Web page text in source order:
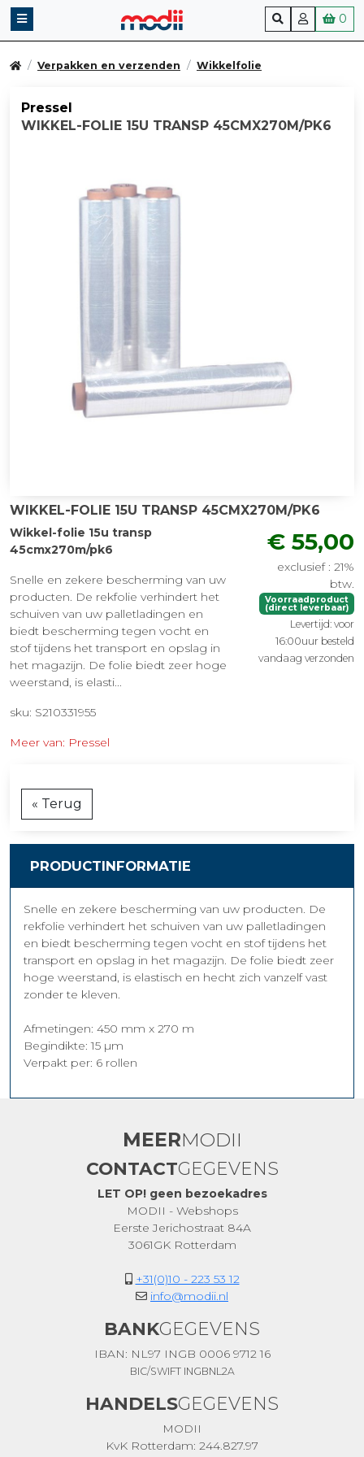
0
Verpakken en verzenden Wikkelfolie
Pressel
WIKKEL-FOLIE 15U TRANSP 45CMX270M/PK6
WIKKEL-FOLIE 15U TRANSP 45CMX270M/PK6
Wikkel-folie 15u transp
45cmx270m/pk6
Snelle en zekere bescherming van uw
producten. De rekfolie verhindert het
schuiven van uw palletladingen en
biedt bescherming tegen vocht en
stof tijdens het transport en opslag in
het magazijn. De folie biedt zeer hoge
weerstand, is elasti...
sku: S210331955
Meer van: Pressel
€ 55,00
exclusief : 21%
btw.
Voorraadproduct
(direct leverbaar)
Levertijd: voor
16:00uur besteld
vandaag verzonden
« Terug
PRODUCTINFORMATIE
Snelle en zekere bescherming van uw producten. De
rekfolie verhindert het schuiven van uw palletladingen
en biedt bescherming tegen vocht en stof tijdens het
transport en opslag in het magazijn. De folie biedt zeer
hoge weerstand, is elastisch en hecht zich vanzelf vast
zonder te kleven.
Afmetingen: 450 mm x 270 m
Begindikte: 15 µm
Verpakt per: 6 rollen
MEERMODII
CONTACTGEGEVENS
LET OP! geen bezoekadres
MODII - Webshops
Eerste Jerichostraat 84A
3061GK Rotterdam
+31(0)10 - 223 53 12
info@modii.nl
BANKGEGEVENS
IBAN: NL97 INGB 0006 9712 16
BIC/SWIFT INGBNL2A
HANDELSGEGEVENS
MODII
KvK Rotterdam: 244.827.97